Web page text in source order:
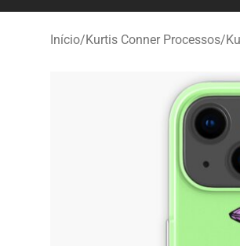
Início/Kurtis Conner Processos/